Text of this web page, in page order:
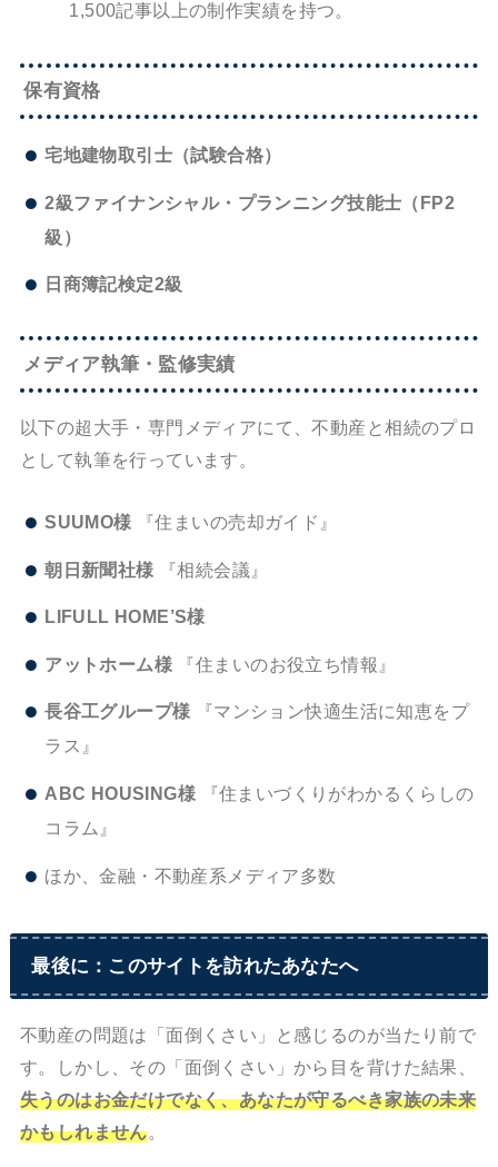
1,500記事以上の制作実績を持つ。
保有資格
宅地建物取引士（試験合格）
2級ファイナンシャル・プランニング技能士（FP2
級）
日商簿記検定2級
メディア執筆・監修実績
以下の超大手・専門メディアにて、不動産と相続のプロ
として執筆を行っています。
SUUMO様 『住まいの売却ガイド』
朝日新聞社様 『相続会議』
LIFULL HOME’S様
アットホーム様 『住まいのお役立ち情報』
長谷工グループ様 『マンション快適生活に知恵をプ
ラス』
ABC HOUSING様 『住まいづくりがわかるくらしの
コラム』
ほか、金融・不動産系メディア多数
最後に：このサイトを訪れたあなたへ
不動産の問題は「面倒くさい」と感じるのが当たり前で
す。しかし、その「面倒くさい」から目を背けた結果、
失うのはお金だけでなく、あなたが守るべき家族の未来
かもしれません。